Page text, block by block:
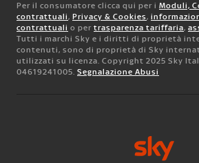
Per il consumatore clicca qui per i Moduli,
contrattuali, Privacy & Cookies,
contrattuali o per trasparenza tariffaria,
Tutti i marchi Sky e i diritti di proprietà
contenuti, sono di proprietà di Sky
utilizzati su licenza. Copyright 2025 Sky
04619241005. Segnalazione Abusi